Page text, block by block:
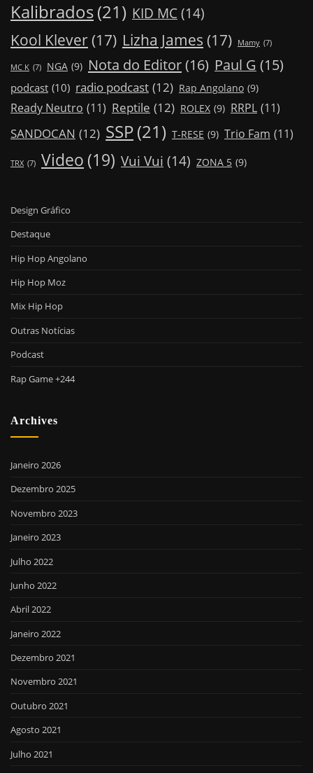
Kalibrados(21) KID MC (14)
Kool Klever (17) Lizha James (17) Mamy (7)
MC K (7) NGA (9) Nota do Editor(16) Paul G (15)
podcast (10) radio podcast (12) Rap Angolano (9)
Ready Neutro (11) Reptile (12) ROLEX (9) RRPL (11)
SANDOCAN (12) SSP(21) T-RESE (9) Trio Fam (11)
TRX (7) Video (19) Vui Vui (14) ZONA 5 (9)
Design Gráfico
Destaque
Hip Hop Angolano
Hip Hop Moz
Mix Hip Hop
Outras Notícias
Podcast
Rap Game +244
Archives
Janeiro 2026
Dezembro 2025
Novembro 2023
Janeiro 2023
Julho 2022
Junho 2022
Abril 2022
Janeiro 2022
Dezembro 2021
Novembro 2021
Outubro 2021
Agosto 2021
Julho 2021